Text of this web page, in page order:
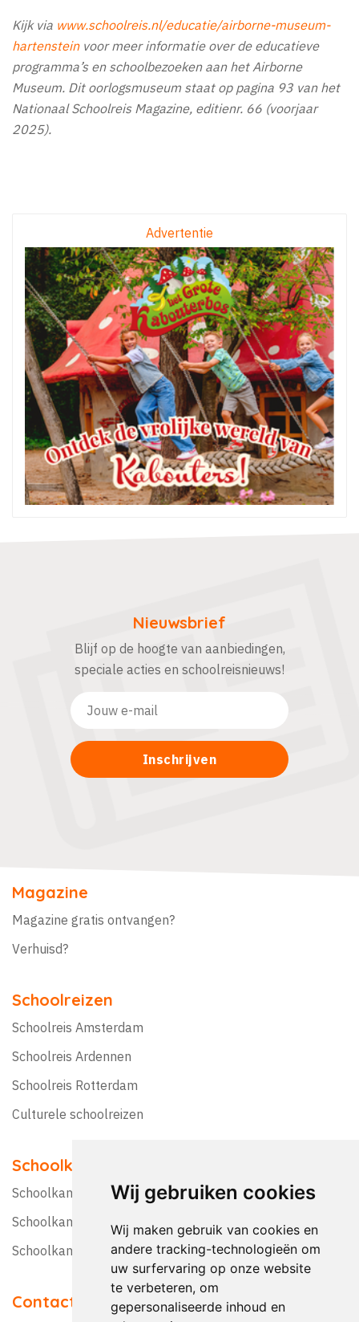
Wij gebruiken cookies
Wij maken gebruik van cookies en
andere tracking-technologieën om
uw surfervaring op onze website
te verbeteren, om
gepersonaliseerde inhoud en
Kijk via www.schoolreis.nl/educatie/airborne-museum-
hartensteinvoor meer informatie over de educatieve
programma’s en schoolbezoeken aan het Airborne
Museum. Dit oorlogsmuseum staat op pagina 93 van het
Nationaal Schoolreis Magazine, editienr. 66 (voorjaar
2025).
Advertentie
Nieuwsbrief
Blijf op de hoogte van aanbiedingen,
speciale acties en schoolreisnieuws!
Magazine
Magazine gratis ontvangen?
Verhuisd?
Schoolreizen
Schoolreis Amsterdam
Schoolreis Ardennen
Schoolreis Rotterdam
Culturele schoolreizen
Schoolkampen
Schoolkamp Nederland
Schoolkamp België
Schoolkamptips
Contact